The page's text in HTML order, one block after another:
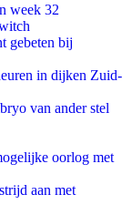
week 32
gebeten bij
in dijken Zuid-
van ander stel
oorlog met
aan met